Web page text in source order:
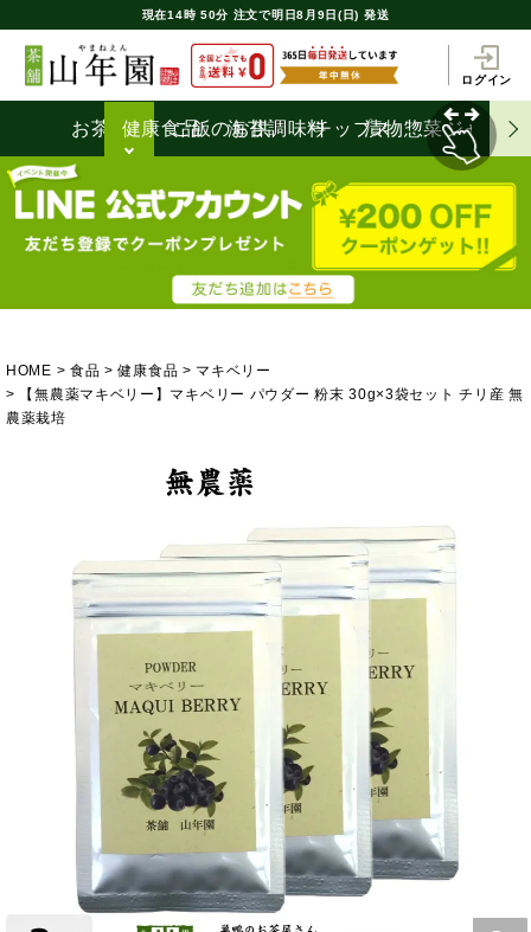
現在14時 50分 注文で明日8月9日(日) 発送
ログイン
お茶うけ健康食品ご飯のお供
海苔調味料チップス
漬物惣菜ジャム
HOME 食品 健康食品
マキベリー
【無農薬マキベリー】マキベリー パウダー 粉末 30g×3袋セット チリ産 無
農薬栽培